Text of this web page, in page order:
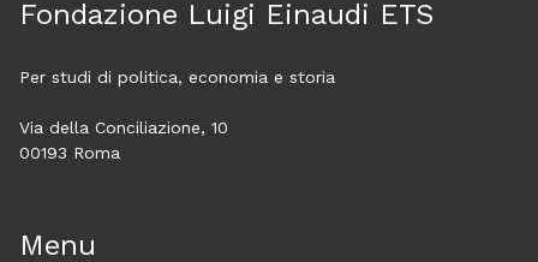
Fondazione Luigi Einaudi ETS
Per studi di politica, economia e storia
Via della Conciliazione, 10
00193 Roma
Menu